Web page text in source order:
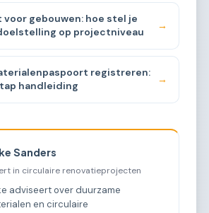
gebouwen: hoe stel je
op projectniveau
→
registreren:
handleiding
→
Sanders
in circulaire renovatieprojecten
adviseert over duurzame
en circulaire